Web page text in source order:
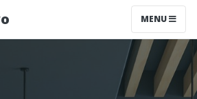
MENU